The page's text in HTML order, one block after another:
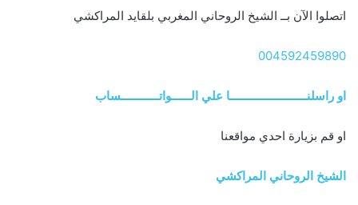
اتصلوا الآن بــ الشيخ الروحاني المغربي بلقايد المراكشي
004592459890
او راسلنــــــــــــــــــــــــا علي الــــــواتــــــــــــساب
او قم بزيارة احدي مواقعنا
الشيخ الروحاني المراكشي